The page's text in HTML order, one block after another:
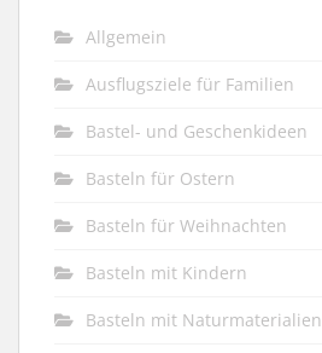
Allgemein
Ausflugsziele für Familien
Bastel- und Geschenkideen
Basteln für Ostern
Basteln für Weihnachten
Basteln mit Kindern
Basteln mit Naturmaterialien